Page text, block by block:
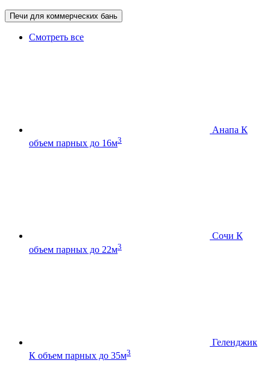
Печи для коммерческих бань
Смотреть все
Анапа К
объем парных до 16м3
Сочи К
объем парных до 22м3
Геленджик
К объем парных до 35м3